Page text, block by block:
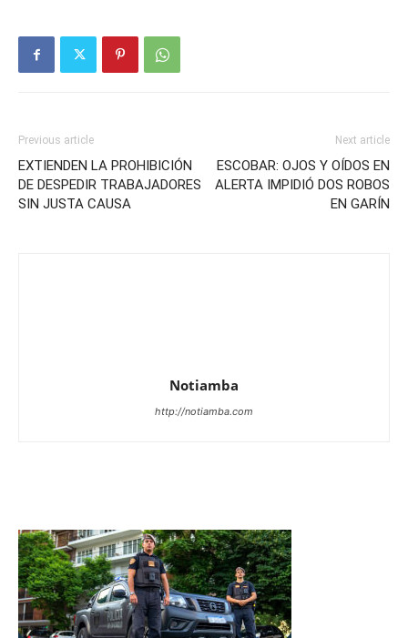
Previous article
EXTIENDEN LA PROHIBICIÓN
DE DESPEDIR TRABAJADORES
SIN JUSTA CAUSA
Next article
ESCOBAR: OJOS Y OÍDOS EN
ALERTA IMPIDIÓ DOS ROBOS
EN GARÍN
Notiamba
http://notiamba.com